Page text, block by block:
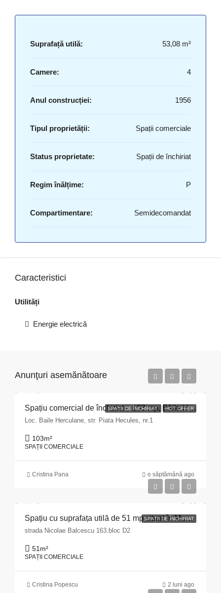
Suprafață utilă: 53,08 m²
Camere: 4
Anul construcției: 1956
Tipul proprietății: Spații comerciale
Status proprietate: Spații de închiriat
Regim înălțime: P
Compartimentare: Semidecomandat
Caracteristici
Utilități
Energie electrică
Anunţuri asemănătoare
SPAȚII DE ÎNCHIRIAT HOT OFFER
Spațiu comercial de închiriat – 103 mp, Băile Herculane
Loc. Baile Herculane, str. Piata Hecules, nr.1
103m²
SPAȚII COMERCIALE
Cristina Pana o săptămână ago
SPAȚII DE ÎNCHIRIAT
Spațiu cu suprafața utilă de 51 mp situat în Municipiul Pitești, str. Nicolae Bălcescu nr. 163, bloc D2, județul Argeș
strada Nicolae Balcescu 163.bloc D2
51 m²
SPAȚII COMERCIALE
Cristina Popescu 2 luni ago